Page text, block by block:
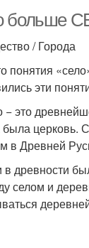
больше
/ Города
понятия
эти
− это
была церковь.
в Древней
в древности
селом и